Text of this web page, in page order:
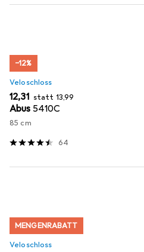
−12%
Veloschloss
EUR
12,31 statt EUR
13,99
Abus 5410C
85 cm
64
MENGENRABATT
Veloschloss